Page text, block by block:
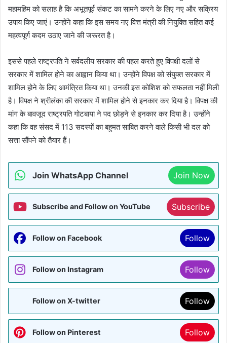
महामहिम को सलाह है कि अभूतपूर्व संकट का सामने करने के लिए नए और सक्रिय
उपाय किए जाएं। उन्होंने कहा कि इस समय नए वित्त मंत्री की नियुक्ति सहित कई
महत्वपूर्ण कदम उठाए जाने की जरूरत है।
इससे पहले राष्ट्रपति ने सर्वदलीय सरकार की पहल करते हुए विपक्षी दलों से
सरकार में शामिल होने का आह्वान किया था। उन्होंने विपक्ष को संयुक्त सरकार में
शामिल होने के लिए आमंत्रित किया था। उनकी इस कोशिश को सफलता नहीं मिली
है। विपक्ष ने श्रीलंका की सरकार में शामिल होने से इनकार कर दिया है। विपक्ष की
मांग के बावजूद राष्ट्रपति गोटबाया ने पद छोड़ने से इनकार कर दिया है। उन्होंने
कहा कि वह संसद में 113 सदस्यों का बहुमत साबित करने वाले किसी भी दल को
सत्ता सौंपने को तैयार हैं।
Join WhatsApp Channel Join Now
Subscribe and Follow on YouTube Subscribe
Follow on Facebook Follow
Follow on Instagram Follow
Follow on X-twitter Follow
Follow on Pinterest Follow